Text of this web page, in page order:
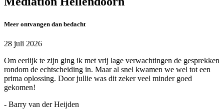
Meer ontvangen dan bedacht
28 juli 2026
Om eerlijk te zijn ging ik met vrij lage verwachtingen de gesprekken
rondom de echtscheiding in. Maar al snel kwamen we wel tot een
prima oplossing. Door jullie was dit zeker veel minder goed
gekomen!
- Barry van der Heijden